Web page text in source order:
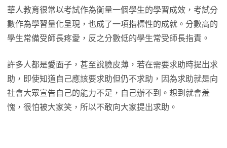
華人教育很常以考試作為衡量一個學生的學習成效，考試分
數作為學習量化呈現，也成了一項指標性的成就。分數高的
學生常備受師長疼愛，反之分數低的學生常受師長指責。
許多人都是愛面子，甚至說臉皮薄，若在需要求助時提出求
助，即使知道自己應該要求助但仍不求助，因為求助就是向
社會大眾宣告自己的能力不足，自己辦不到。想到就會羞
愧，很怕被大家笑，所以不敢向大家提出求助。